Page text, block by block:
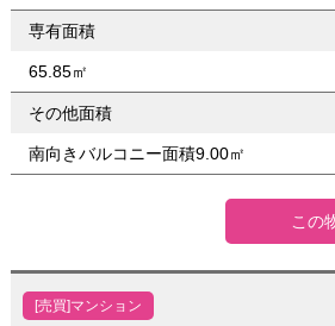
専有面積
65.85㎡
その他面積
南向きバルコニー面積9.00㎡
この
[売買]マンション